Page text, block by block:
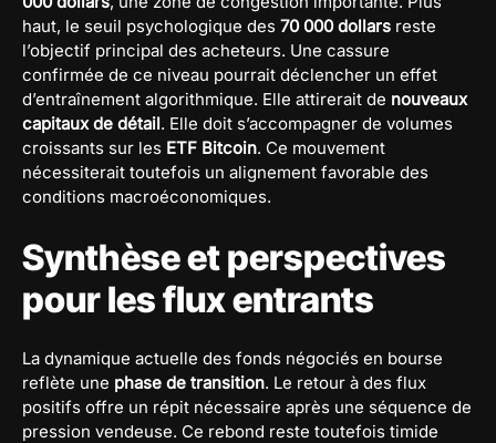
haut, le seuil psychologique des 70 000 dollars reste
l’objectif principal des acheteurs. Une cassure
confirmée de ce niveau pourrait déclencher un effet
d’entraînement algorithmique. Elle attirerait de nouveaux
capitaux de détail. Elle doit s’accompagner de volumes
croissants sur les ETF Bitcoin. Ce mouvement
nécessiterait toutefois un alignement favorable des
conditions macroéconomiques.
Synthèse et perspectives
pour les flux entrants
La dynamique actuelle des fonds négociés en bourse
reflète une phase de transition. Le retour à des flux
positifs offre un répit nécessaire après une séquence de
pression vendeuse. Ce rebond reste toutefois timide